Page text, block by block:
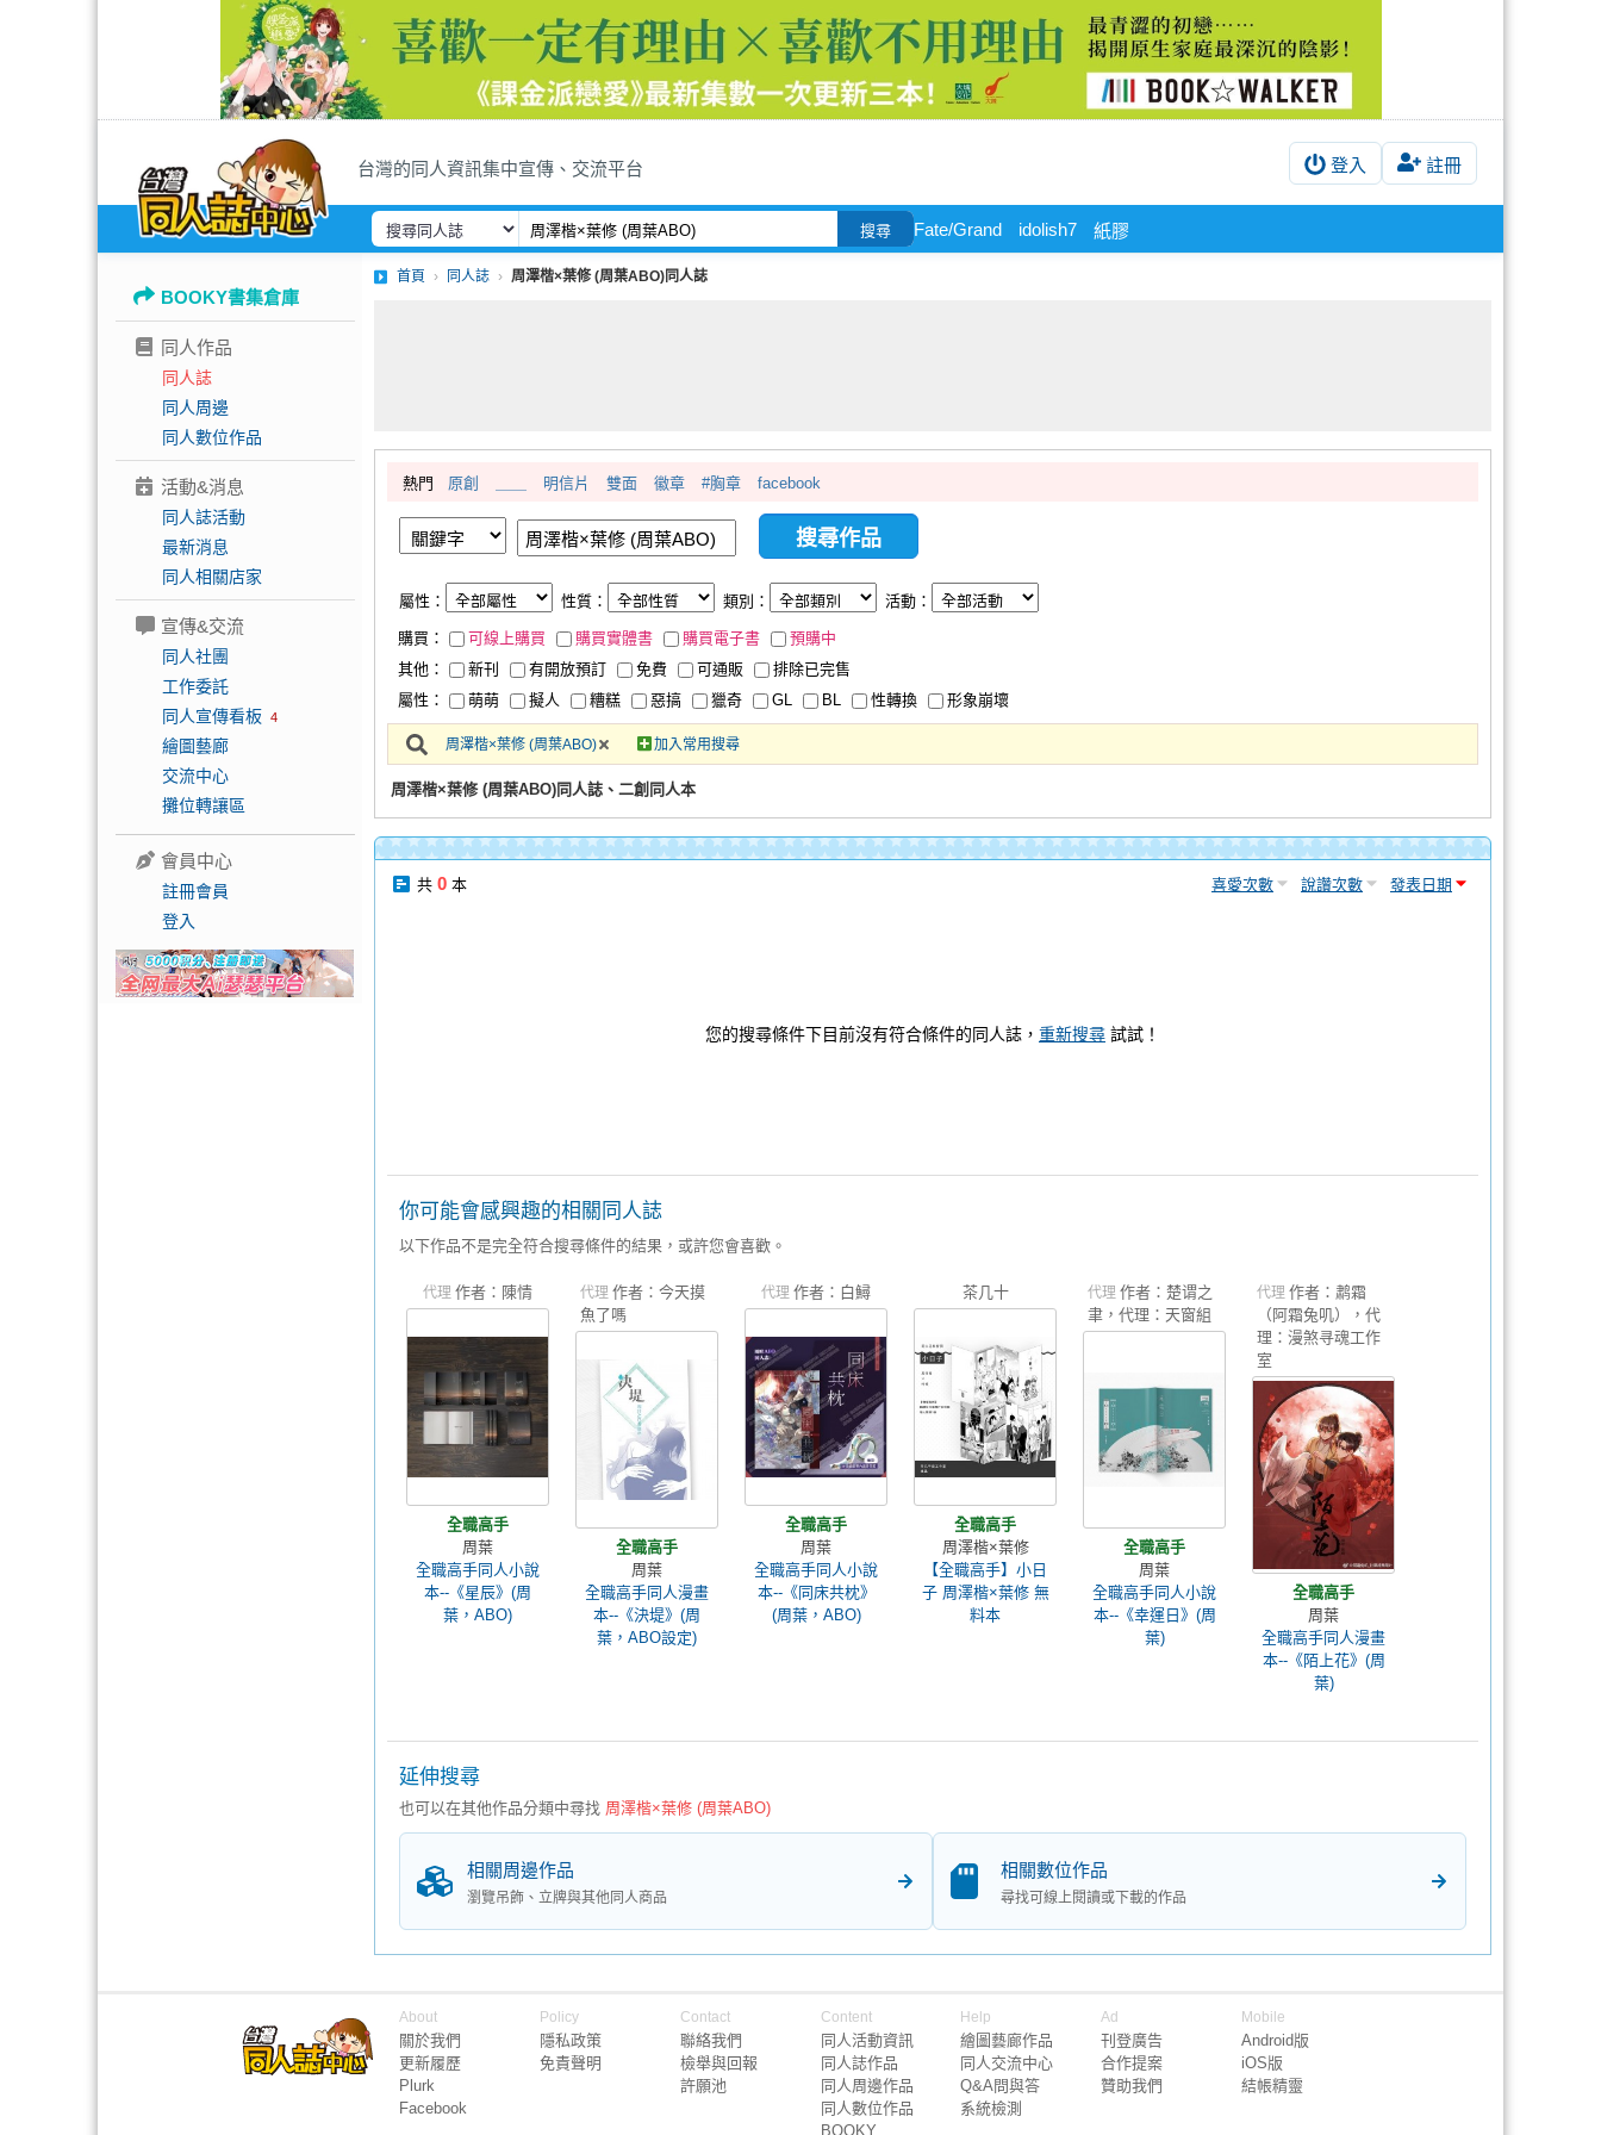
台灣的同人資訊集中宣傳、交流平台 登入 註冊
搜尋 Fate/Grand idolish7 紙膠
BOOKY書集倉庫
同人作品
同人誌
同人周邊
同人數位作品
活動&消息
同人誌活動
最新消息
同人相關店家
宣傳&交流
同人社團
工作委託
同人宣傳看板 4
繪圖藝廊
交流中心
攤位轉讓區
會員中心
註冊會員
登入
首頁 同人誌 周澤楷×葉修 (周葉ABO)同人誌
熱門 原創 明信片 雙面 徽章 #胸章 facebook
屬性： 性質： 類別： 活動：
購買： 可線上購買 購買實體書 購買電子書
預購中
其他：
新刊 有開放預訂 免費 可通販
排除已完售
屬性：
萌萌 擬人 糟糕 惡搞 獵奇 GL BL 性轉換 形象崩壞
周澤楷×葉修 (周葉ABO) 加入常用搜尋
周澤楷×葉修 (周葉ABO)同人誌、二創同人本
共 0 本 喜愛次數 說讚次數 發表日期
您的搜尋條件下目前沒有符合條件的同人誌， 重新搜尋 試試！
你可能會感興趣的相關同人誌
以下作品不是完全符合搜尋條件的結果，或許您會喜歡。
代理 作者：陳情
全職高手
周葉
全職高手同人小說
本--《星辰》(周
葉，ABO)
代理 作者：今天摸
魚了嗎
全職高手
周葉
全職高手同人漫畫
本--《決堤》(周
葉，ABO設定)
代理 作者：白鱘
全職高手
周葉
全職高手同人小說
本--《同床共枕》
(周葉，ABO)
茶几十
全職高手
周澤楷×葉修
【全職高手】小日
子 周澤楷×葉修 無
料本
代理 作者：楚谓之
聿，代理：天窗組
全職高手
周葉
全職高手同人小說
本--《幸運日》(周
葉)
代理 作者：鹔霜
（阿霜兔叽），代
理：漫煞寻魂工作
室
全職高手
周葉
全職高手同人漫畫
本--《陌上花》(周
葉)
延伸搜尋
也可以在其他作品分類中尋找 周澤楷×葉修 (周葉ABO)
相關周邊作品
瀏覽吊飾、立牌與其他同人商品
相關數位作品
尋找可線上閱讀或下載的作品
About
關於我們
更新履歷
Plurk
Facebook
Policy
隱私政策
免責聲明
Contact
聯絡我們
檢舉與回報
許願池
Content
同人活動資訊
同人誌作品
同人周邊作品
同人數位作品
BOOKY
Help
繪圖藝廊作品
同人交流中心
Q&A問與答
系統檢測
Ad
刊登廣告
合作提案
贊助我們
Mobile
Android版
iOS版
結帳精靈